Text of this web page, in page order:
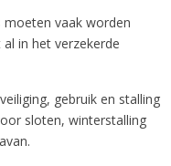
vaak worden
in het verzekerde
gebruik en stalling
sloten, winterstalling